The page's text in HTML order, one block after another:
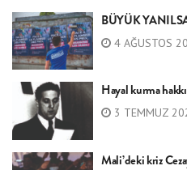
BÜYÜK
4 AĞUSTOS
Hayal kurma hakkı
3 TEMMUZ
Mali’deki kriz